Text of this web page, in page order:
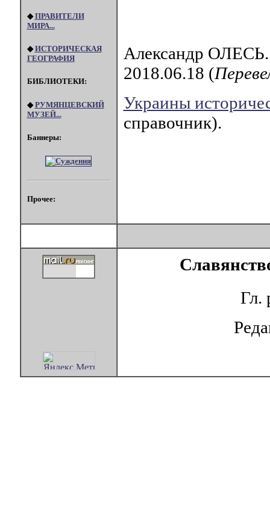
◆ПРАВИТЕЛИ
МИРА...
◆ИСТОРИЧЕСКАЯ
ГЕОГРАФИЯ
БИБЛИОТЕКИ:
◆РУМЯНЦЕВСКИЙ
МУЗЕЙ...
Баннеры:
Прочее:
Александр
2018.06.18 (
Украины
справочник).
Гл.